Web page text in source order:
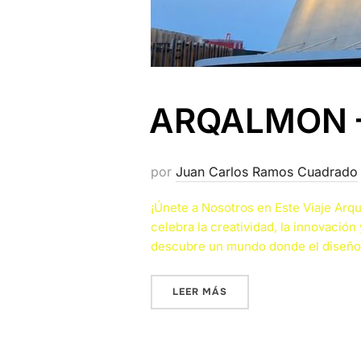
por Juan Carlos Ramos Cuadrado
¡Únete a Nosotros en Este Viaje
celebra la creatividad, la
descubre un mundo donde el
LEER MÁS